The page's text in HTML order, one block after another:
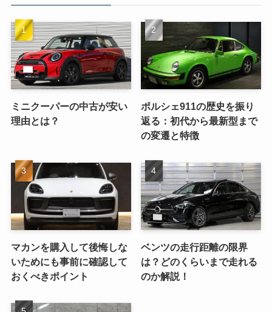
ミニクーパーの中古が安い
理由とは？
ポルシェ911の歴史を振り
返る：初代から最新型まで
の変遷と特徴
マカンを購入して後悔しな
いためにも事前に確認して
おくべきポイント
ベンツの走行距離の限界
は？どのくらいまで走れる
のか解説！